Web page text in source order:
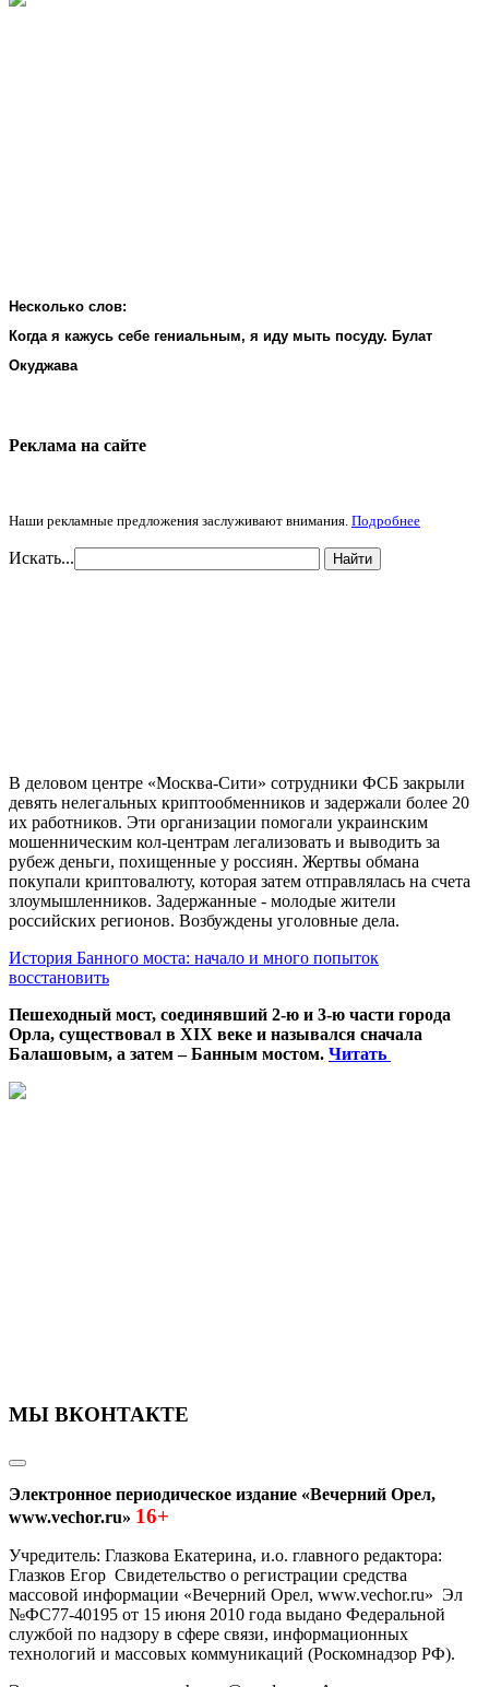
Несколько слов:
Когда я кажусь себе гениальным, я иду мыть посуду. Булат
Окуджава
Реклама на cайте
Наши рекламные предложения заслуживают внимания. Подробнее
Искать... Найти
В деловом центре «Москва-Сити» сотрудники ФСБ закрыли
девять нелегальных криптообменников и задержали более 20
их работников. Эти организации помогали украинским
мошенническим кол-центрам легализовать и выводить за
рубеж деньги, похищенные у россиян. Жертвы обмана
покупали криптовалюту, которая затем отправлялась на счета
злоумышленников. Задержанные - молодые жители
российских регионов. Возбуждены уголовные дела.
История Банного моста: начало и много попыток
восстановить
Пешеходный мост, соединявший 2-ю и 3-ю части города
Орла, существовал в XIX веке и назывался сначала
Балашовым, а затем – Банным мостом. Читать
МЫ ВКОНТАКТЕ
Электронное периодическое издание «Вечерний Орел,
www.vechor.ru» 16+
Учредитель: Глазкова Екатерина, и.о. главного редактора:
Глазков Егор Свидетельство о регистрации средства
массовой информации «Вечерний Орел, www.vechor.ru» Эл
№ФС77-40195 от 15 июня 2010 года выдано Федеральной
службой по надзору в сфере связи, информационных
технологий и массовых коммуникаций (Роскомнадзор РФ).